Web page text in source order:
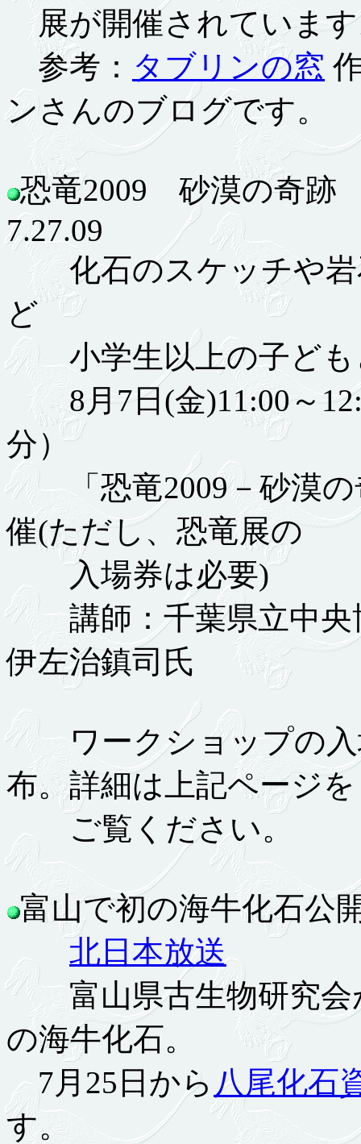
展が開催されています
参考： タブリンの窓
ンさんのブログです。
恐竜2009 砂漠の奇
7.27.09
化石のスケッチや岩
ど
小学生以上の子ども
8月7日(金)11:00～
分）
「恐竜2009－砂漠の
催(ただし、恐竜展の
入場券は必要)
講師：千葉県立中央
伊左治鎮司氏
ワークショップの入
布。詳細は上記ページを
ご覧ください。
富山で初の海牛化石公
北日本放送
富山県古生物研究会
の海牛化石。
7月25日から 八尾化石
す。